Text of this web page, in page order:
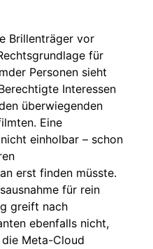
Brillenträger vor
für
Personen sieht
Interessen
überwiegenden
Eine
einholbar – schon
erst finden müsste.
für rein
greift nach
ebenfalls nicht,
Meta-Cloud